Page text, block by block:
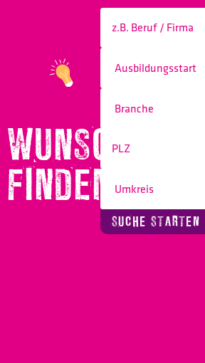
WUNSCHBERUF
FINDEN!
SUCHE STARTEN